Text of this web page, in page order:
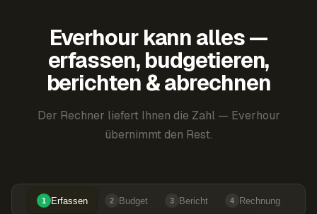
Everhour kann alles —
erfassen, budgetieren,
berichten & abrechnen
Der Rechner liefert Ihnen die Zahl — Everhour
übernimmt den Rest.
1 Erfassen 2 Budget 3 Bericht 4 Rechnung